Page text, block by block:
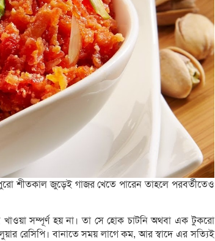
শীতকাল জুড়েই গাজর খেতে পারেন তাহলে পরবর্তীতেও
খাওয়া সম্পূর্ণ হয় না। তা সে হোক চাটনি অথবা এক টুকরো
রেসিপি। বানাতে সময় লাগে কম, আর স্বাদে এর সত্যিই